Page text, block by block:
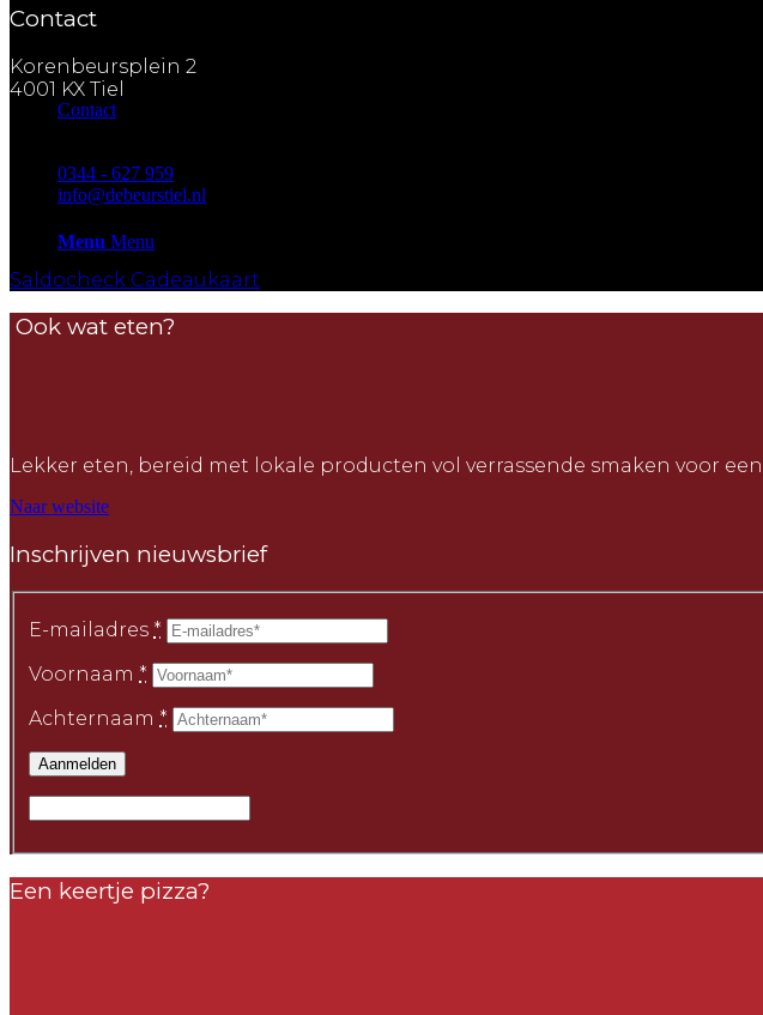
Contact
Menu Menu
Contact
Korenbeursplein 2
4001 KX Tiel
0344 - 627 959
info@debeurstiel.nl
Saldocheck Cadeaukaart
Ook wat eten?
Lekker eten, bereid met lokale producten vol verrassende smaken voor
Naar website
Inschrijven nieuwsbrief
E-mailadres *
Voornaam *
Achternaam *
Een keertje pizza?